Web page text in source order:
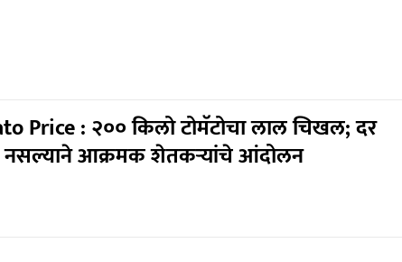
Price : २०० किलो टोमॅटोचा लाल चिखल; दर
आक्रमक शेतकऱ्यांचे आंदोलन